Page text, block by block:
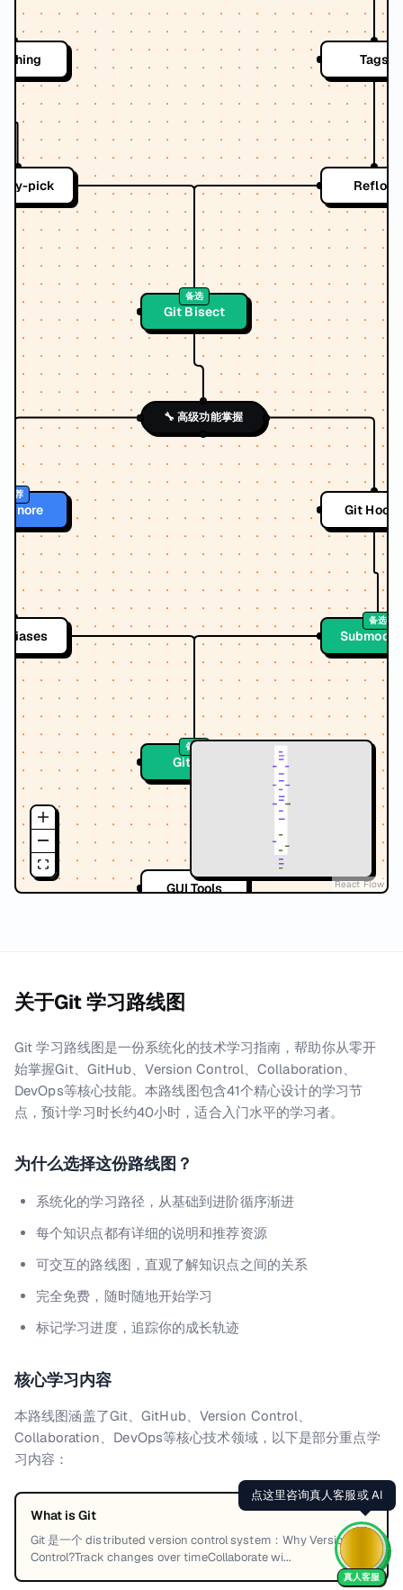
Tags
pick Reflog
备选
Git Bisect
🔧 高级功能掌握
推荐
Git Hooks
备选
备选
Git LFS
GUI Tools
Best Practices
Next Steps
React Flow
关于Git 学习路线图
Git 学习路线图是一份系统化的技术学习指南，帮助你从零开
始掌握Git、GitHub、Version Control、Collaboration、
DevOps等核心技能。本路线图包含41个精心设计的学习节
点，预计学习时长约40小时，适合入门水平的学习者。
为什么选择这份路线图？
系统化的学习路径，从基础到进阶循序渐进
每个知识点都有详细的说明和推荐资源
可交互的路线图，直观了解知识点之间的关系
完全免费，随时随地开始学习
标记学习进度，追踪你的成长轨迹
核心学习内容
本路线图涵盖了Git、GitHub、Version Control、
Collaboration、DevOps等核心技术领域，以下是部分重点学
习内容：
What is Git
Git 是一个 distributed version control system：Why Version
Control?Track changes over timeCollaborate wi...
点这里咨询真人客服或 AI
真人客服